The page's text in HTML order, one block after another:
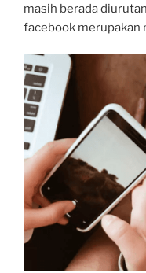
masih berada
facebook merupakan